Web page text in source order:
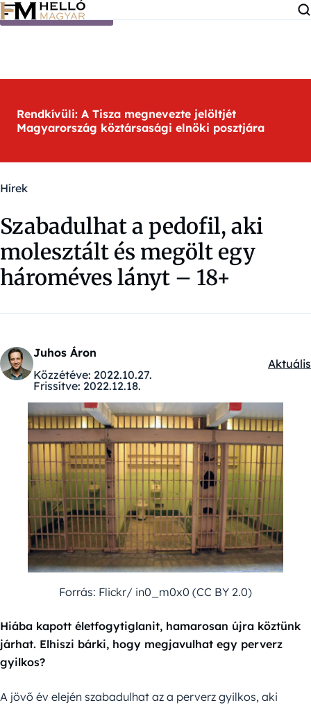
Ugrás a tartalomra
Rendkívüli: A Tisza megnevezte jelöltjét
Magyarország köztársasági elnöki posztjára
Hírek
Szabadulhat a pedofil, aki
molesztált és megölt egy
hároméves lányt – 18+
Juhos Áron
Közzétéve: 2022.10.27.
Frissítve: 2022.12.18.
Aktuális
Forrás: Flickr/ in0_m0x0 (CC BY 2.0)
Hiába kapott életfogytiglanit, hamarosan újra köztünk
járhat. Elhiszi bárki, hogy megjavulhat egy perverz
gyilkos?
A jövő év elején szabadulhat az a perverz gyilkos, aki